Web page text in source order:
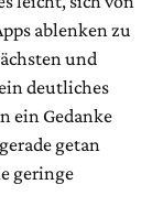
ablenken zu
und
deutliches
ein Gedanke
getan
geringe